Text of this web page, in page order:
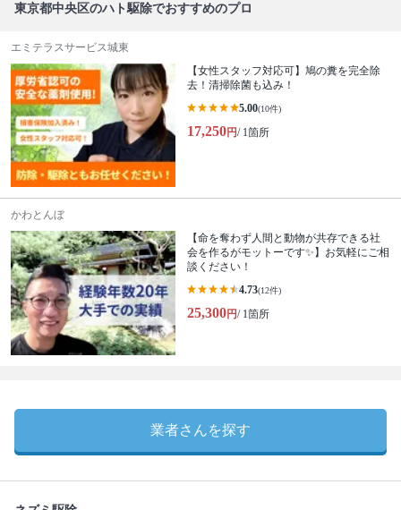
東京都中央区のハト駆除でおすすめのプロ
エミテラスサービス城東
【女性スタッフ対応可】鳩の糞を完全除
去！清掃除菌も込み！
5.00(10件)
17,250円/ 1箇所
かわとんぼ
【命を奪わず人間と動物が共存できる社
会を作るがモットーです✨】お気軽にご相
談ください！
4.73(12件)
25,300円/ 1箇所
業者さんを探す